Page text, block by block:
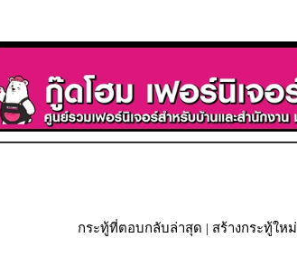
กระทู้ที่ตอบกลับล่าสุด | สร้างกระทู้ใหม่